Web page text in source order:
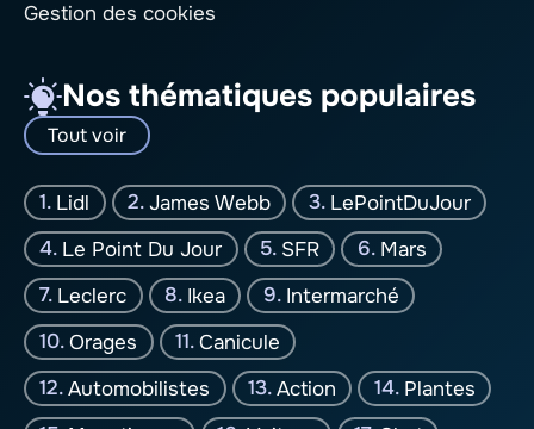
Gestion des cookies
Nos thématiques populaires
Tout voir
Lidl James Webb
LePointDuJour
Le Point Du Jour
SFR
Mars
Leclerc
Ikea
Intermarché
Orages
Canicule
Automobilistes
Action
Plantes